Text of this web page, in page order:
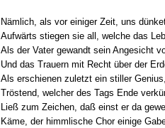
Nämlich, als vor einiger Zeit, uns
Aufwärts stiegen sie all, welche das
Als der Vater gewandt sein Angesicht
Und das Trauern mit Recht über der
Als erschienen zuletzt ein stiller
Tröstend, welcher des Tags Ende
Ließ zum Zeichen, daß einst er da
Käme, der himmlische Chor einige